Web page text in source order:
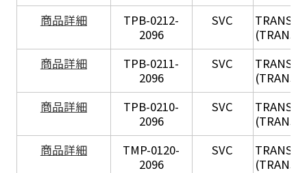
商品詳細
TPB-0212-
2096
SVC TRANSIL
商品詳細
TPB-0211-
2096
SVC TRANSIL
商品詳細
TPB-0210-
2096
SVC TRANSIL
商品詳細
TMP-0120-
2096
SVC TRANSIL